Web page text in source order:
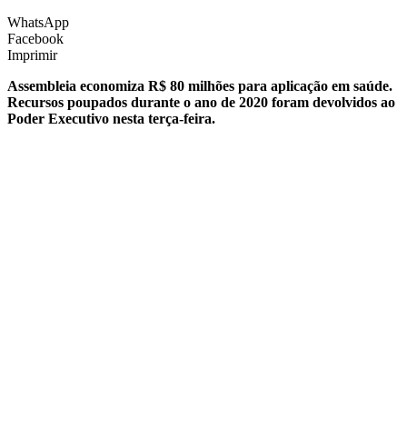
WhatsApp
Facebook
Imprimir
Assembleia economiza R$ 80 milhões para aplicação em saúde.
Recursos poupados durante o ano de 2020 foram devolvidos ao
Poder Executivo nesta terça-feira.